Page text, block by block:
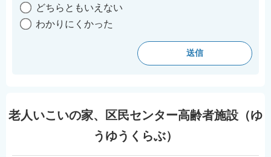
どちらともいえない
わかりにくかった
老人いこいの家、区民センター高齢者施設（ゆ
うゆうくらぶ）